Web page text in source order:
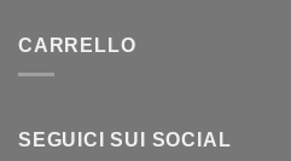
CARRELLO
SEGUICI SUI SOCIAL